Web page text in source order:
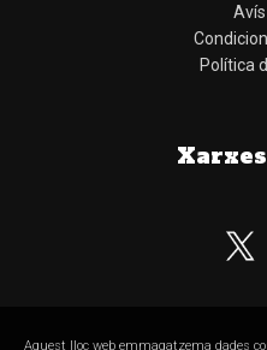
Avís
Política
Aquest lloc web emmagatzema dades